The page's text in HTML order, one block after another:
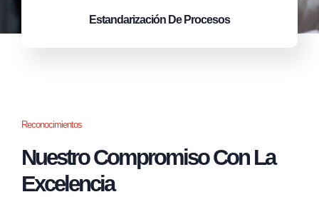
Estandarización De Procesos
Reconocimientos
Nuestro Compromiso Con La
Excelencia